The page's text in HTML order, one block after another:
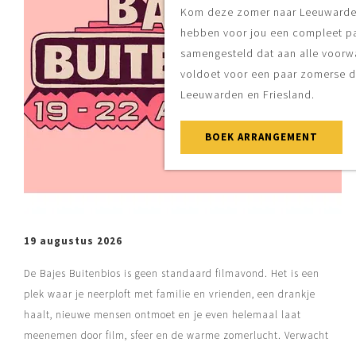
19 augustus 2026
De Bajes Buitenbios is geen standaard filmavond. Het is een
plek waar je neerploft met familie en vrienden, een drankje
haalt, nieuwe mensen ontmoet en je even helemaal laat
meenemen door film, sfeer en de warme zomerlucht. Verwacht
Kom deze zomer naar Leeuwarden! Wij
hebben voor jou een compleet pakket
samengesteld dat aan alle voorwaarden
voldoet voor een paar zomerse dagen in
Leeuwarden en Friesland.
BOEK ARRANGEMENT